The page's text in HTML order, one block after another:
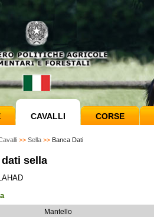
CAVALLI CORSE
>> Sella >> Banca Dati
dati sella
Mantello